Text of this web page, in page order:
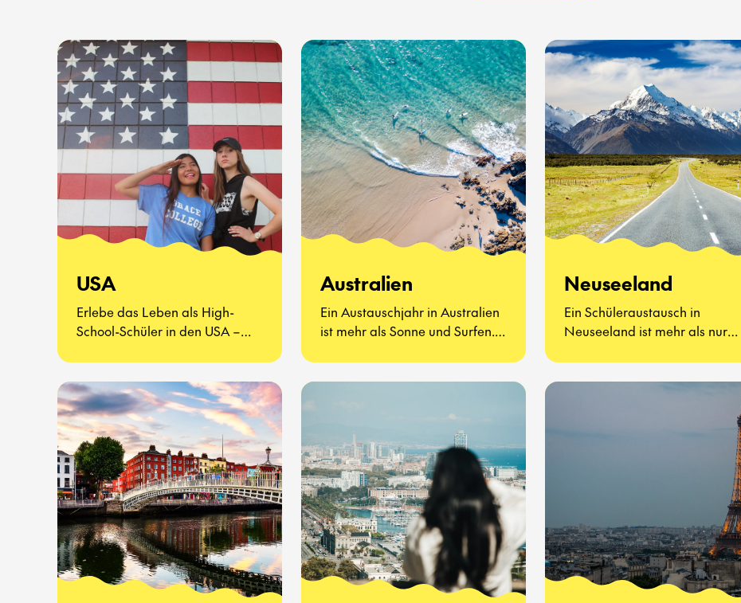
USA
Erlebe das Leben als High-
School-Schüler in den USA –
Australien
Ein Austauschjahr in Australien
ist mehr als Sonne und Surfen.
Schulalltag auf der anderen
Seite der Welt anfühlt.
Neuseeland
Ein Schüleraustausch in
Neuseeland ist mehr als nur
geht darum, eine ganz neue Art